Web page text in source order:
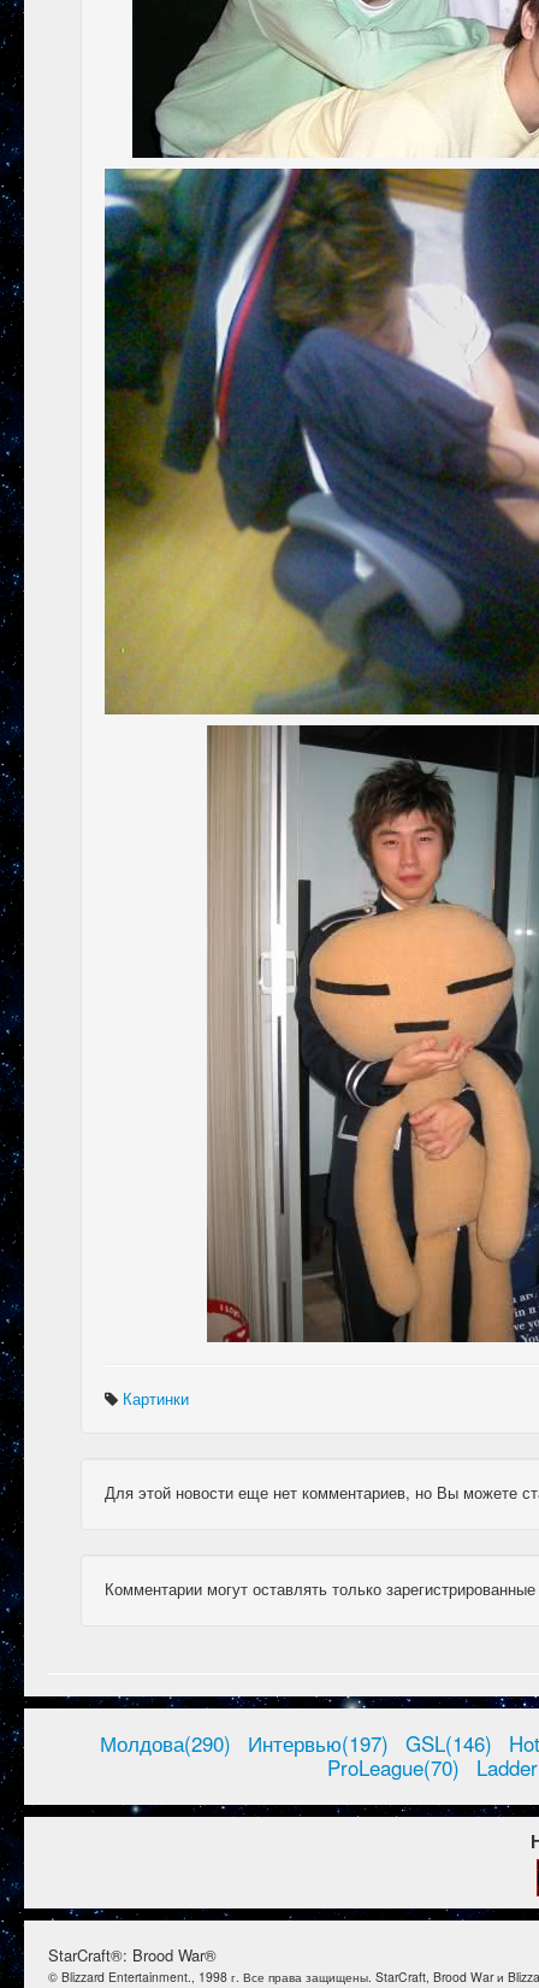
Картинки
Для этой новости еще нет комментариев, но Вы можете
Комментарии могут оставлять только
Молдова(290) Интервью(197) GSL(146)
ProLeague(70)
StarCraft®: Brood War®
© Blizzard Entertainment., 1998 г. Все права защищены. StarCraft, Brood War и